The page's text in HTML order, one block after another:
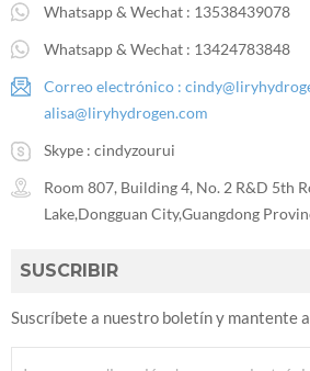
Whatsapp & Wechat : 13538439078
Whatsapp & Wechat : 13424783848
Correo electrónico :
alisa@liryhydrogen.com
Skype : cindyzourui
Room 807, Building 4, No. 2 R&D 5th
Lake,Dongguan City,Guangdong
SUSCRIBIR
Suscríbete a nuestro boletín y mantente